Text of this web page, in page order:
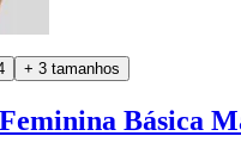
+ 3 tamanhos
Básica